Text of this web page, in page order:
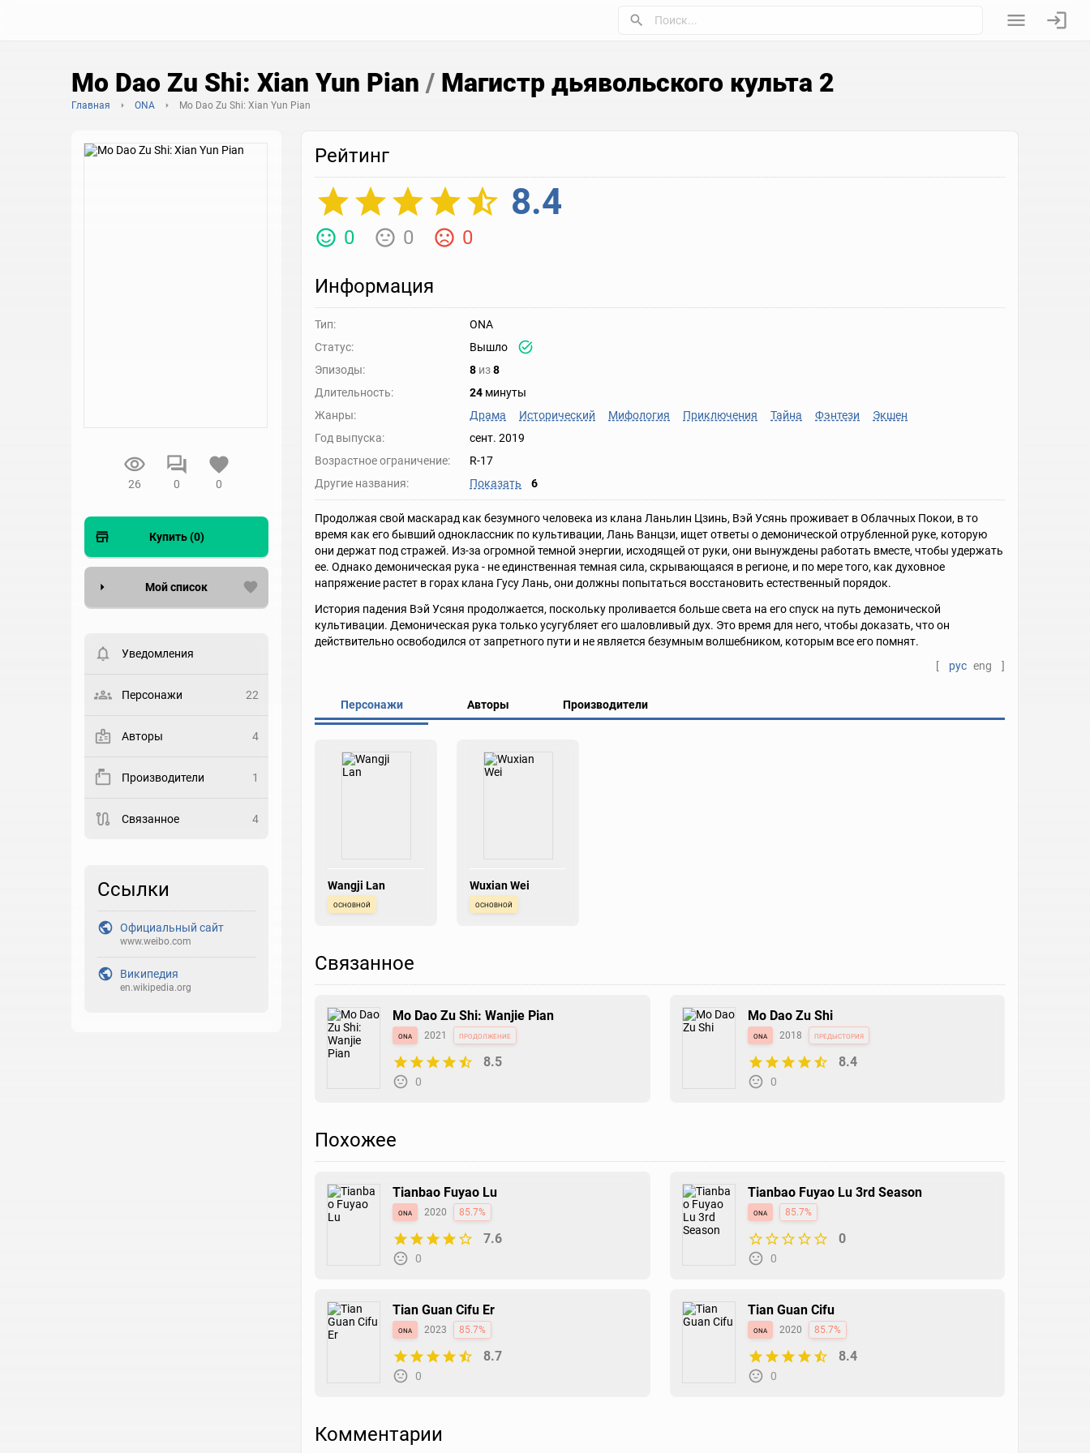
Mo Dao Zu Shi: Xian Yun Pian / Магистр дьявольского культа 2
Главная ONA Mo Dao Zu Shi: Xian Yun Pian
26 0 0
Купить (0)
Мой список
пользователи. Хотите
Статус
Закладка
Выберите рейтинг
Уведомления
Персонажи 22
Авторы 4
Производители 1
Связанное 4
Ссылки
Официальный сайт
www.weibo.com
Википедия
en.wikipedia.org
Рейтинг
8.4
0 0 0
Информация
Тип:
ONA
Статус:
Вышло
Эпизоды:
8 из8
Длительность:
24 минуты
Жанры:
Драма Исторический Мифология Приключения Тайна Фэнтези
Экшен
Год выпуска:
сент. 2019
Возрастное ограничение:
R-17
Другие названия:
Показать 6
Продолжая свой маскарад как безумного человека из клана Ланьлин Цзинь, Вэй Усянь проживает в Облачных Покои, в то
время как его бывший одноклассник по культивации, Лань Ванцзи, ищет ответы о демонической отрубленной руке, которую
они держат под стражей. Из-за огромной темной энергии, исходящей от руки, они вынуждены работать вместе, чтобы удержать
ее. Однако демоническая рука - не единственная темная сила, скрывающаяся в регионе, и по мере того, как духовное
напряжение растет в горах клана Гусу Лань, они должны попытаться восстановить естественный порядок.
История падения Вэй Усяня продолжается, поскольку проливается больше света на его спуск на путь демонической
культивации. Демоническая рука только усугубляет его шаловливый дух. Это время для него, чтобы доказать, что он
действительно освободился от запретного пути и не является безумным волшебником, которым все его помнят.
[
рус eng ]
Персонажи Авторы Производители
Wangji Lan
основной
Wuxian Wei
основной
Связанное
Mo Dao Zu Shi: Wanjie Pian
ona 2021 продолжение
8.5
0
Mo Dao Zu Shi
ona 2018 предыстория
8.4
0
Похожее
Tianbao Fuyao Lu
ona 2020 85.7%
7.6
0
Tianbao Fuyao Lu 3rd Season
ona 85.7%
0
0
Tian Guan Cifu Er
ona 2023 85.7%
8.7
0
Tian Guan Cifu
ona 2020 85.7%
8.4
0
Комментарии